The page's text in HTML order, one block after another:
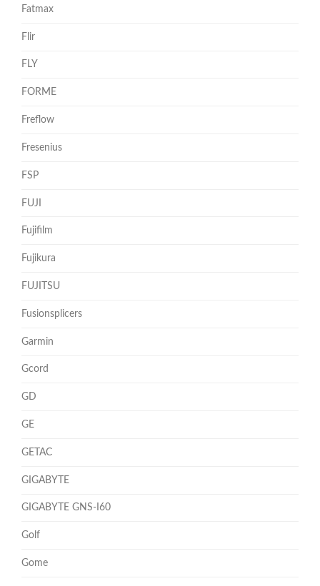
Fatmax
Flir
FLY
FORME
Freflow
Fresenius
FSP
FUJI
Fujifilm
Fujikura
FUJITSU
Fusionsplicers
Garmin
Gcord
GD
GE
GETAC
GIGABYTE
GIGABYTE GNS-I60
Golf
Gome